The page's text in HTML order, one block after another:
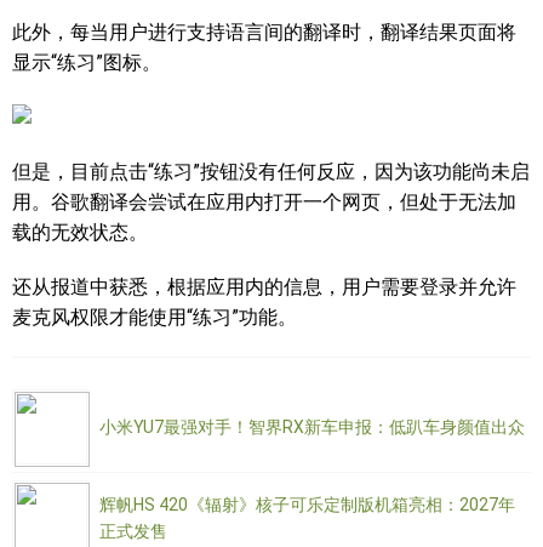
此外，每当用户进行支持语言间的翻译时，翻译结果页面将
显示“练习”图标。
但是，目前点击“练习”按钮没有任何反应，因为该功能尚未启
用。谷歌翻译会尝试在应用内打开一个网页，但处于无法加
载的无效状态。
还从报道中获悉，根据应用内的信息，用户需要登录并允许
麦克风权限才能使用“练习”功能。
小米YU7最强对手！智界RX新车申报：低趴车身颜值出众
辉帆HS 420《辐射》核子可乐定制版机箱亮相：2027年
正式发售